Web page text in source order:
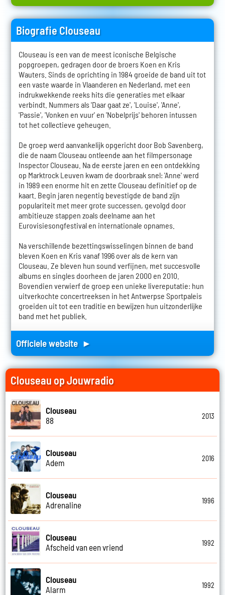
Biografie Clouseau
Clouseau is een van de meest iconische Belgische
popgroepen, gedragen door de broers Koen en Kris
Wauters. Sinds de oprichting in 1984 groeide de band uit tot
een vaste waarde in Vlaanderen en Nederland, met een
indrukwekkende reeks hits die generaties met elkaar
verbindt. Nummers als 'Daar gaat ze', 'Louise', 'Anne',
'Passie', 'Vonken en vuur' en 'Nobelprijs' behoren intussen
tot het collectieve geheugen.
De groep werd aanvankelijk opgericht door Bob Savenberg,
die de naam Clouseau ontleende aan het filmpersonage
Inspector Clouseau. Na de eerste jaren en een ontdekking
op Marktrock Leuven kwam de doorbraak snel: 'Anne' werd
in 1989 een enorme hit en zette Clouseau definitief op de
kaart. Begin jaren negentig bevestigde de band zijn
populariteit met meer grote successen, gevolgd door
ambitieuze stappen zoals deelname aan het
Eurovisiesongfestival en internationale opnames.
Na verschillende bezettingswisselingen binnen de band
bleven Koen en Kris vanaf 1996 over als de kern van
Clouseau. Ze bleven hun sound verfijnen, met succesvolle
albums en singles doorheen de jaren 2000 en 2010.
Bovendien verwierf de groep een unieke livereputatie: hun
uitverkochte concertreeksen in het Antwerpse Sportpaleis
groeiden uit tot een traditie en bewijzen hun uitzonderlijke
band met het publiek.
Officiele website ►
Clouseau op Jouwradio
Clouseau
88
2013
Clouseau
Adem
2016
Clouseau
Adrenaline
1996
Clouseau
Afscheid van een vriend
1992
Clouseau
Alarm
1992